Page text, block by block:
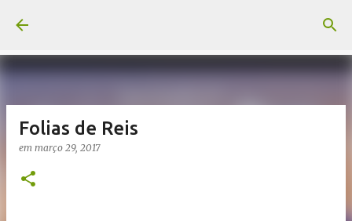
Folias de Reis
em março 29, 2017